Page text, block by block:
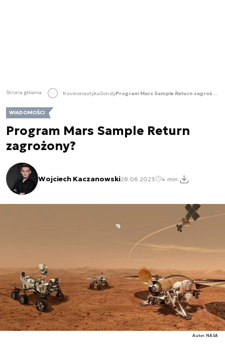
Strona główna KosmonautykaSondy Program Mars Sample Return zagrożony?
WIADOMOŚCI
Program Mars Sample Return
zagrożony?
Wojciech Kaczanowski28.06.2023 4 min.
Autor. NASA